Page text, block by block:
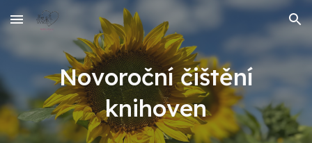
Skip to main content Skip to navigation
Novoroční čištění
knihoven